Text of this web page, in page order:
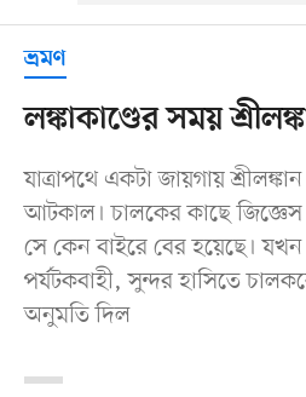
ভ্রমণ
লঙ্কাকাণ্ডের সময়
যাত্রাপথে একটা জায়গায়
আটকাল। চালকের কাছে
সে কেন বাইরে বের হয়েছে।
পর্যটকবাহী, সুন্দর হাসিতে
অনুমতি দিল